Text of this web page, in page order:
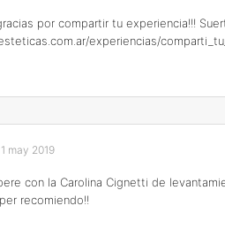
por compartir tu experiencia!!!
experiencias/
1 may 2019
con la Carolina Cignetti de
recomiendo!!